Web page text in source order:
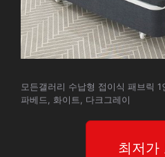
모든갤러리 수납형 접이식 패브릭
파베드, 화이트, 다크그레이
최저가